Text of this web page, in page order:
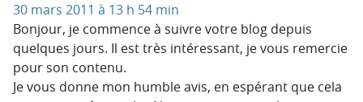
30 mars 2011 à 13 h 54 min
Bonjour, je commence à suivre votre blog depuis
quelques jours. Il est très intéressant, je vous remercie
pour son contenu.
Je vous donne mon humble avis, en espérant que cela